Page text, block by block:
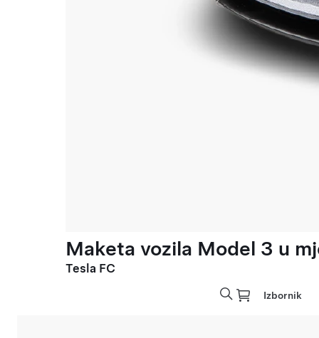
Maketa vozila Model 3 u
Tesla FC
Izbornik